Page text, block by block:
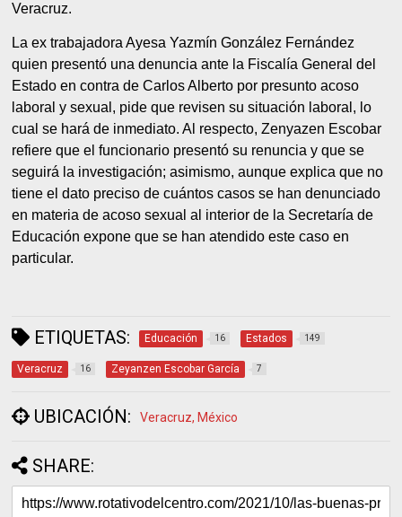
Veracruz.
La ex trabajadora Ayesa Yazmín González Fernández
quien presentó una denuncia ante la Fiscalía General del
Estado en contra de Carlos Alberto por presunto acoso
laboral y sexual, pide que revisen su situación laboral, lo
cual se hará de inmediato. Al respecto, Zenyazen Escobar
refiere que el funcionario presentó su renuncia y que se
seguirá la investigación; asimismo, aunque explica que no
tiene el dato preciso de cuántos casos se han denunciado
en materia de acoso sexual al interior de la Secretaría de
Educación expone que se han atendido este caso en
particular.
ETIQUETAS: Educación 16 Estados 149
Veracruz 16 Zeyanzen Escobar García 7
UBICACIÓN: Veracruz, México
SHARE: